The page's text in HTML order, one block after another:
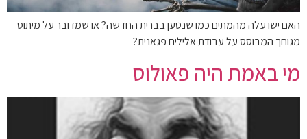
האם ישו עלה מהמתים כמו שנטען בברית החדשה? או שמדובר על מיתוס
מגוחך המבוסס על עבודת אלילים פגאנית?
מי באמת היה פאולוס